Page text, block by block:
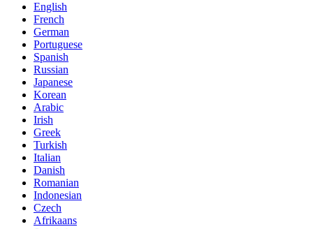
English
French
German
Portuguese
Spanish
Russian
Japanese
Korean
Arabic
Irish
Greek
Turkish
Italian
Danish
Romanian
Indonesian
Czech
Afrikaans